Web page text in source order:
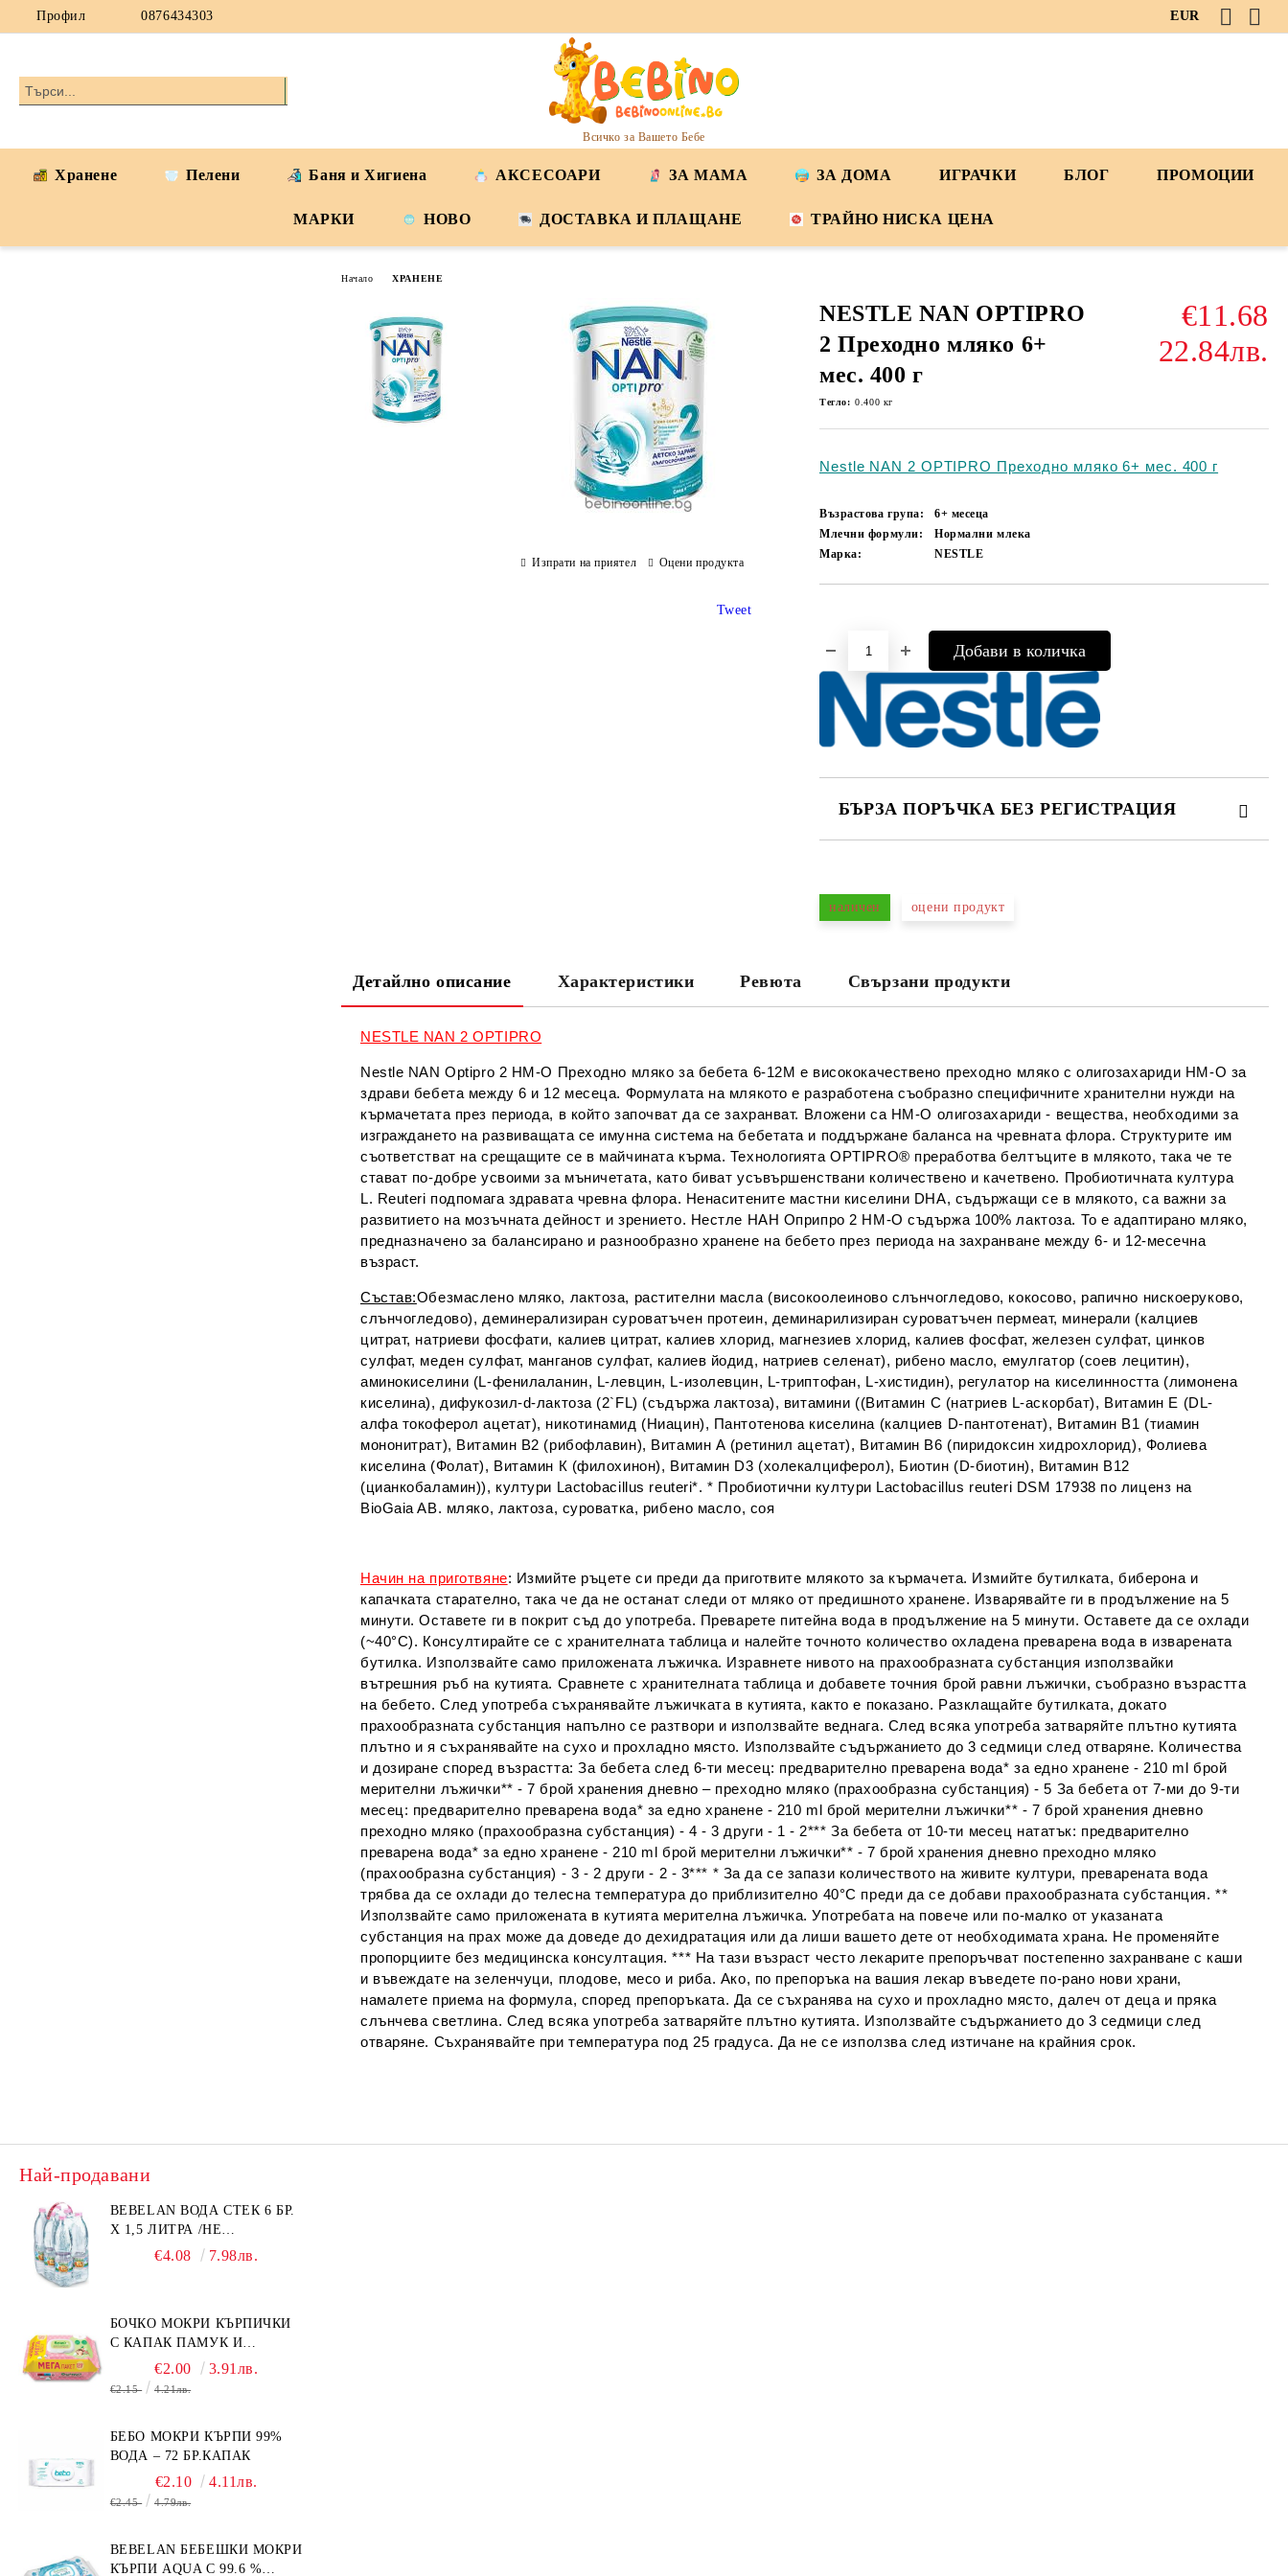
Профил 0876434303 EUR
Всичко за Вашето Бебе
Хранене Пелени Баня и Хигиена АКСЕСОАРИ ЗА МАМА ЗА ДОМА ИГРАЧКИ БЛОГ ПРОМОЦИИ
МАРКИ НОВО ДОСТАВКА И ПЛАЩАНЕ ТРАЙНО НИСКА ЦЕНА
Начало ХРАНЕНЕ
NESTLE NAN OPTIPRO
2 Преходно мляко 6+
мес. 400 г
€11.68
22.84лв.
Тегло: 0.400 кг
Nestle NAN 2 OPTIPRO Преходно мляко 6+ мес. 400 г
Възрастова група:
6+ месеца
Млечни формули:
Нормални млека
Марка:
NESTLE
БЪРЗА ПОРЪЧКА БЕЗ РЕГИСТРАЦИЯ
Ние ще се свържем с вас в рамките на работния ден.
наличен оцени продукт
Изпрати на приятел Оцени продукта
Tweet
Детайлно описание Характеристики Ревюта Свързани продукти
NESTLE NAN 2 OPTIPRO
Nestle NAN Optipro 2 HM-O Преходно мляко за бебета 6-12М е висококачествено преходно мляко с олигозахариди HM-O за
здрави бебета между 6 и 12 месеца. Формулата на млякото е разработена съобразно специфичните хранителни нужди на
кърмачетата през периода, в който започват да се захранват. Вложени са HM-O олигозахариди - вещества, необходими за
изграждането на развиващата се имунна система на бебетата и поддържане баланса на чревната флора. Структурите им
съответстват на срещащите се в майчината кърма. Технологията OPTIPRO® преработва белтъците в млякото, така че те
стават по-добре усвоими за мъничетата, като биват усъвършенствани количествено и качетвено. Пробиотичната култура
L. Reuteri подпомага здравата чревна флора. Ненаситeните мастни киселини DHA, съдържащи се в млякото, са важни за
развитието на мозъчната дейност и зрението. Нестле НАН Оприпро 2 HM-O съдържа 100% лактоза. То е адаптирано мляко,
предназначено за балансирано и разнообразно хранене на бебето през периода на захранване между 6- и 12-месечна
възраст.
Състав:Oбезмаслено мляко, лактоза, растителни масла (високоолеиново слънчогледово, кокосово, рапично нискоеруково,
слънчогледово), деминерализиран суроватъчен протеин, деминарилизиран суроватъчен пермеат, минeрали (калциев
цитрат, натриеви фосфати, калиев цитрат, калиев хлорид, магнезиев хлорид, калиев фосфат, железен сулфат, цинков
сулфат, меден сулфат, манганов сулфат, калиев йодид, натриев селенат), рибено масло, емулгатор (соев лецитин),
аминокиселини (L-фенилаланин, L-левцин, L-изолевцин, L-триптофан, L-хистидин), регулатор на киселинността (лимонена
киселина), дифукозил-d-лактоза (2`FL) (съдържа лактоза), витамини ((Витамин С (натриев L-аскорбат), Витамин Е (DL-
алфа токоферол ацетат), никотинамид (Ниацин), Пантотенова киселина (калциев D-пантотенат), Витамин В1 (тиамин
мононитрат), Витамин В2 (рибофлавин), Витамин А (ретинил ацетат), Витамин В6 (пиридоксин хидрохлорид), Фолиева
киселина (Фолат), Витамин К (филохинон), Витамин D3 (холекалциферол), Биотин (D-биотин), Витамин В12
(цианкобаламин)), култури Lactobacillus reuteri*. * Пробиотични култури Lactobacillus reuteri DSM 17938 по лиценз на
BioGaia AB. мляко, лактоза, суроватка, рибено масло, соя
Начин на приготвяне: Измийте ръцете си преди да приготвите млякото за кърмачета. Измийте бутилката, биберона и
капачката старателно, така че да не останат следи от мляко от предишното хранене. Изварявайте ги в продължение на 5
минути. Оставете ги в покрит съд до употреба. Преварете питейна вода в продължение на 5 минути. Оставете да се охлади
(~40°C). Консултирайте се с хранителната таблица и налейте точното количество охладена преварена вода в изварената
бутилка. Използвайте само приложената лъжичка. Изравнете нивото на прахообразната субстанция използвайки
вътрешния ръб на кутията. Сравнете с хранителната таблица и добавете точния брой равни лъжички, съобразно възрастта
на бебето. След употреба съхранявайте лъжичката в кутията, както е показано. Разклащайте бутилката, докато
прахообразната субстанция напълно се разтвори и използвайте веднага. След всяка употреба затваряйте плътно кутията
плътно и я съхранявайте на сухо и прохладно място. Използвайте съдържанието до 3 седмици след отваряне. Количества
и дозиране според възрастта: За бебета след 6-ти месец: предварително преварена вода* за едно хранене - 210 ml брой
мерителни лъжички** - 7 брой хранения дневно – преходно мляко (прахообразна субстанция) - 5 За бебета от 7-ми до 9-ти
месец: предварително преварена вода* за едно хранене - 210 ml брой мерителни лъжички** - 7 брой хранения дневно
преходно мляко (прахообразна субстанция) - 4 - 3 други - 1 - 2*** За бебета от 10-ти месец нататък: предварително
преварена вода* за едно хранене - 210 ml брой мерителни лъжички** - 7 брой хранения дневно преходно мляко
(прахообразна субстанция) - 3 - 2 други - 2 - 3*** * За да се запази количеството на живите култури, преварената вода
трябва да се охлади до телесна температура до приблизително 40°С преди да се добави прахообразната субстанция. **
Използвайте само приложената в кутията мерителна лъжичка. Употребата на повече или по-малко от указаната
субстанция на прах може да доведе до дехидратация или да лиши вашето дете от необходимата храна. Не променяйте
пропорциите без медицинска консултация. *** На тази възраст често лекарите препоръчват постепенно захранване с каши
и въвеждате на зеленчуци, плодове, месо и риба. Ако, по препоръка на вашия лекар въведете по-рано нови храни,
намалете приема на формула, според препоръката. Да се съхранява на сухо и прохладно място, далеч от деца и пряка
слънчева светлина. След всяка употреба затваряйте плътно кутията. Използвайте съдържанието до 3 седмици след
отваряне. Съхранявайте при температура под 25 градуса. Да не се използва след изтичане на крайния срок.
Най-продавани
BEBELAN ВОДА СТЕК 6 БР.
Х 1,5 ЛИТРА /НЕ
ИЗПРАЩАМЕ С КУРИЕР/
€4.08 7.98лв.
БОЧКО МОКРИ КЪРПИЧКИ
С КАПАК ПАМУК И
СМРАДЛИКА 120БР.
€2.00 3.91лв.
€2.15 4.21лв.
БЕБО МОКРИ КЪРПИ 99%
ВОДА – 72 БР.КАПАК
€2.10 4.11лв.
€2.45 4.79лв.
BEBELAN БЕБЕШКИ МОКРИ
КЪРПИ AQUA С 99.6 %